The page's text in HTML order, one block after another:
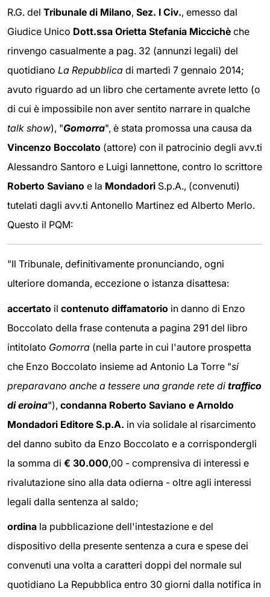
R.G. del Tribunale di Milano, Sez. I Civ., emesso dal
Giudice Unico Dott.ssa Orietta Stefania Miccichè che
rinvengo casualmente a pag. 32 (annunzi legali) del
quotidiano La Repubblica di martedì 7 gennaio 2014;
avuto riguardo ad un libro che certamente avrete letto (o
di cui è impossibile non aver sentito narrare in qualche
talk show), "Gomorra", è stata promossa una causa da
Vincenzo Boccolato (attore) con il patrocinio degli avv.ti
Alessandro Santoro e Luigi Iannettone, contro lo scrittore
Roberto Saviano e la Mondadori S.p.A., (convenuti)
tutelati dagli avv.ti Antonello Martinez ed Alberto Merlo.
Questo il PQM:
"Il Tribunale, definitivamente pronunciando, ogni
ulteriore domanda, eccezione o istanza disattesa:
accertato il contenuto diffamatorio in danno di Enzo
Boccolato della frase contenuta a pagina 291 del libro
intitolato Gomorra (nella parte in cui l'autore prospetta
che Enzo Boccolato insieme ad Antonio La Torre "si
preparavano anche a tessere una grande rete di traffico
di eroina"), condanna Roberto Saviano e Arnoldo
Mondadori Editore S.p.A. in via solidale al risarcimento
del danno subìto da Enzo Boccolato e a corrispondergli
la somma di € 30.000,00 - comprensiva di interessi e
rivalutazione sino alla data odierna - oltre agli interessi
legali dalla sentenza al saldo;
ordina la pubblicazione dell'intestazione e del
dispositivo della presente sentenza a cura e spese dei
convenuti una volta a caratteri doppi del normale sul
quotidiano La Repubblica entro 30 giorni dalla notifica in